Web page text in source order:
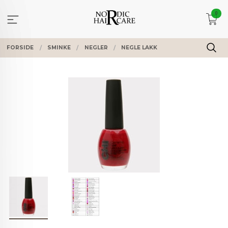
innholdet
0
FORSIDE SMINKE NEGLER NEGLE LAKK